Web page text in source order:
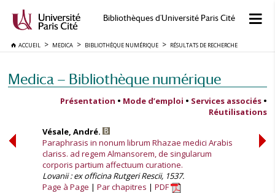
Bibliothèques d'Université Paris Cité
ACCUEIL MEDICA BIBLIOTHÈQUE NUMÉRIQUE RÉSULTATS DE RECHERCHE
Medica — Bibliothèque numérique
Présentation • Mode d’emploi • Services associés •
Réutilisations
Vésale, André.
Paraphrasis in nonum librum Rhazae medici Arabis
clariss. ad regem Almansorem, de singularum
corporis partium affectuum curatione.
Lovanii : ex officina Rutgeri Rescii, 1537.
Page à Page
Par chapitres PDF